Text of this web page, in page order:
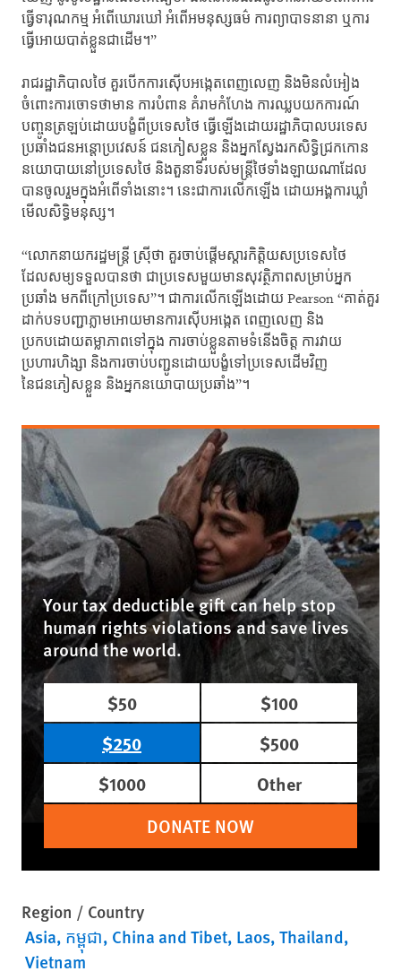
ធ្វើទារុណកម្ម អំពើឃោរឃៅ អំពើអមនុស្សធម៌ ការព្យាបាទនានា ឬការ
ធ្វើអោយបាត់ខ្លួនជាដើម។”​
រាជរដ្ឋាភិបាលថៃ គួរបើកការស៊ើបអង្កេតពេញលេញ និងមិនលំអៀង
ចំពោះការចោទថាមាន ការបំពាន គំរាមកំហែង ការឈ្លបយកការណ៍
បញ្ចូនត្រឡប់ដោយបង្ខំពីប្រទេសថៃ ធ្វើឡើងដោយរដ្ឋាភិបាល​បរទេស
ប្រឆាំងជនអន្តោប្រវេសន៍ ជនភៀសខ្លួន និងអ្នកស្វែងរកសិទ្ធិជ្រកកោន
នយោបាយនៅប្រទេស​ថៃ និងតួនាទីរបស់មន្ត្រីថៃទាំងឡាយណាដែល
បានចូលរួមក្នុងអំពើទាំងនោះ។ នេះជាការលើកឡើង ដោយអង្គការឃ្លាំ
មើលសិទ្ធិមនុស្ស។
“លោកនាយករដ្ឋមន្ត្រី ស្រ៊ីថា គួរចាប់ផ្តើមស្តារកិត្តិយសប្រទេសថៃ
ដែលសម្យទទួលបានថា​ ជាប្រទេសមួយមានសុវត្ថិភាពសម្រាប់អ្នក
ប្រឆាំង មកពីក្រៅប្រទេស”​។ ជាការលើកឡើងដោយ Pearson “គាត់គួរ
ដាក់បទបញ្ជាភ្លាមអោយមានការស៊ើបអង្កេត ពេញលេញ និង
ប្រកបដោយតម្លាភាពទៅក្នុង ការចាប់ខ្លួនតាមទំនើងចិត្ត ការវាយ
ប្រហារហិង្សា និងការចាប់បញ្ជូនដោយបង្ខំទៅប្រទេសដើមវិញ
នៃជនភៀសខ្លួន និងអ្នកនយោបាយប្រឆាំង”។
Your tax deductible gift can help stop
human rights violations and save lives
around the world.
$50
$100
$250
$500
$1000
Other
DONATE NOW
Region / Country
Asia កម្ពុជា China and Tibet Laos Thailand
Vietnam